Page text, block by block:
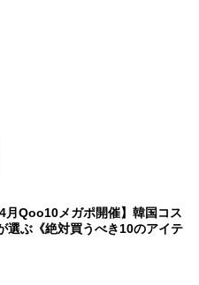
4月Qoo10メガポ開催】韓国コス
選ぶ《絶対買うべき10のアイテ